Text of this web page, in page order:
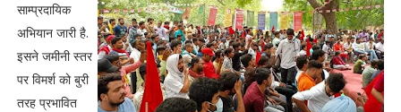
साम्प्रदायिक
अभियान जारी है.
इसने जमीनी स्तर
पर विमर्श को बुरी
तरह प्रभावित